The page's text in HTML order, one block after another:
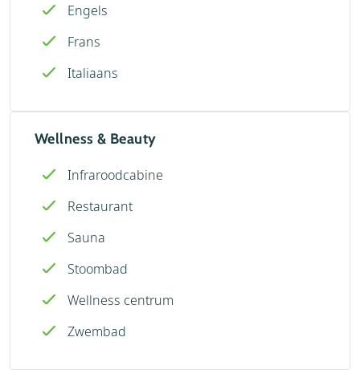
Engels
Frans
Italiaans
Wellness & Beauty
Infraroodcabine
Restaurant
Sauna
Stoombad
Wellness centrum
Zwembad